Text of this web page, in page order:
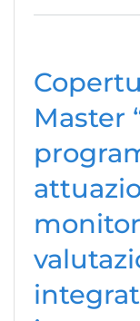
Master